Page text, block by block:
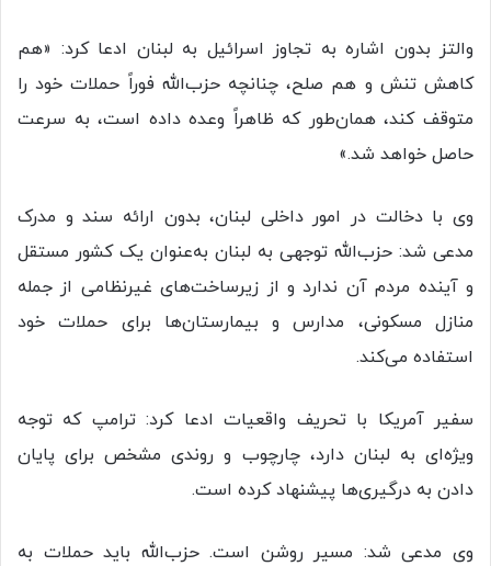
والتز بدون اشاره به تجاوز اسرائیل به لبنان ادعا کرد: «هم
کاهش تنش و هم صلح، چنانچه حزب‌الله فوراً حملات خود را
متوقف کند، همان‌طور که ظاهراً وعده داده است، به سرعت
حاصل خواهد شد.»
وی با دخالت در امور داخلی لبنان، بدون ارائه سند و مدرک
مدعی شد: حزب‌الله توجهی به لبنان به‌عنوان یک کشور مستقل
و آینده مردم آن ندارد و از زیرساخت‌های غیرنظامی از جمله
منازل مسکونی، مدارس و بیمارستان‌ها برای حملات خود
استفاده می‌کند.
سفیر آمریکا با تحریف واقعیات ادعا کرد: ترامپ که توجه
ویژه‌ای به لبنان دارد، چارچوب و روندی مشخص برای پایان
دادن به درگیری‌ها پیشنهاد کرده است.
وی مدعی شد: مسیر روشن است. حزب‌الله باید حملات به